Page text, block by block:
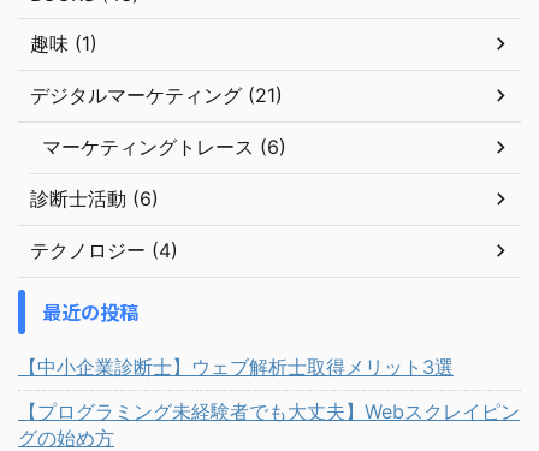
趣味 (1)
デジタルマーケティング (21)
マーケティングトレース (6)
診断士活動 (6)
テクノロジー (4)
最近の投稿
【中小企業診断士】ウェブ解析士取得メリット3選
【プログラミング未経験者でも大丈夫】Webスクレイピン
グの始め方